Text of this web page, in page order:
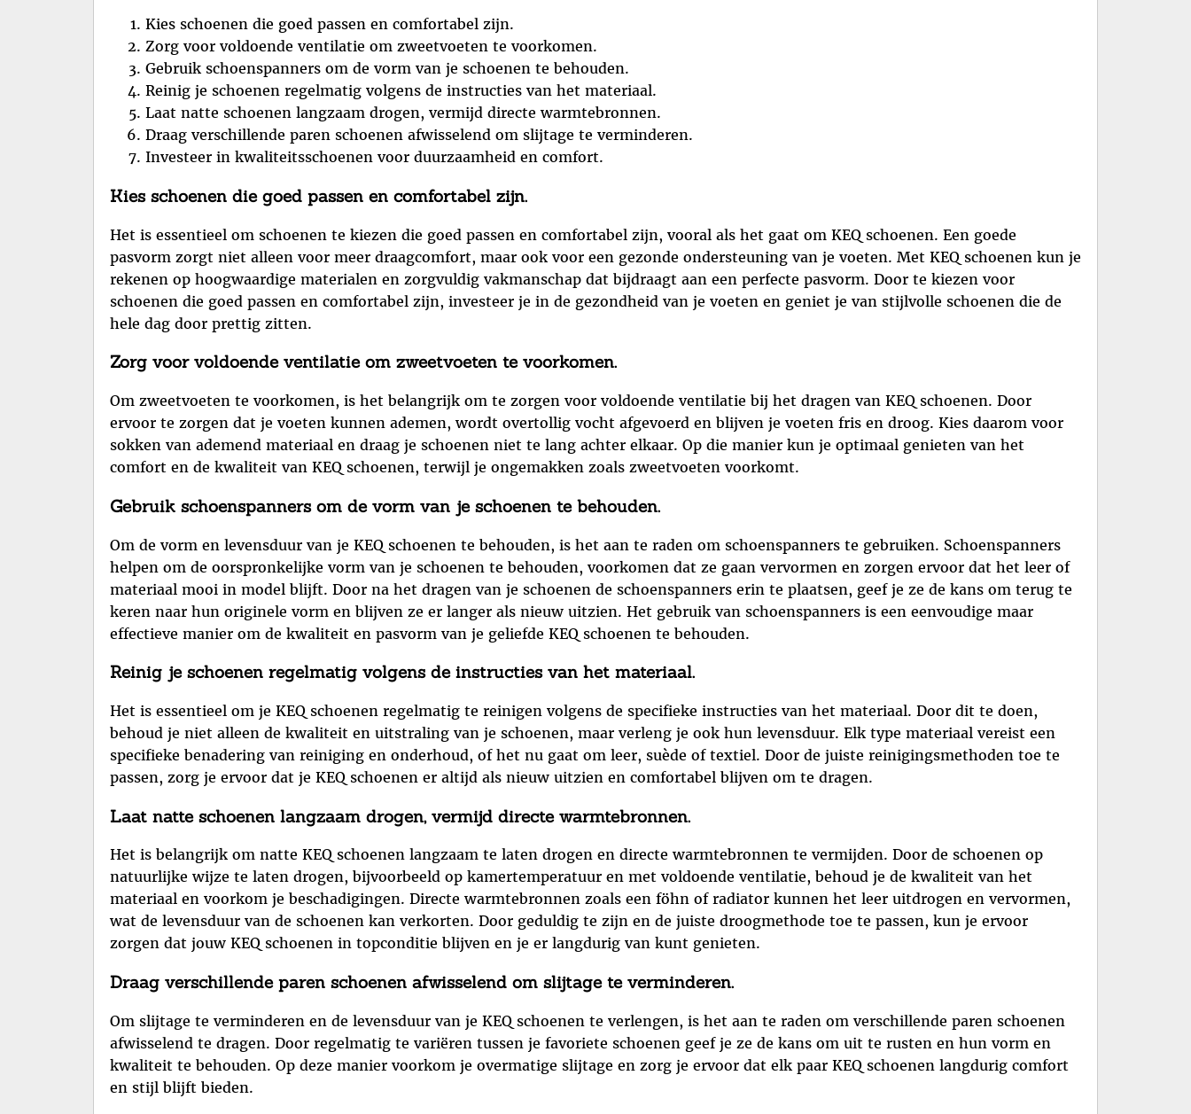
Kies schoenen die goed passen en comfortabel zijn.
Zorg voor voldoende ventilatie om zweetvoeten te voorkomen.
Gebruik schoenspanners om de vorm van je schoenen te behouden.
Reinig je schoenen regelmatig volgens de instructies van het materiaal.
Laat natte schoenen langzaam drogen, vermijd directe warmtebronnen.
Draag verschillende paren schoenen afwisselend om slijtage te verminderen.
Investeer in kwaliteitsschoenen voor duurzaamheid en comfort.
Kies schoenen die goed passen en comfortabel zijn.
Het is essentieel om schoenen te kiezen die goed passen en comfortabel zijn, vooral als het gaat om KEQ schoenen. Een goede
pasvorm zorgt niet alleen voor meer draagcomfort, maar ook voor een gezonde ondersteuning van je voeten. Met KEQ schoenen kun je
rekenen op hoogwaardige materialen en zorgvuldig vakmanschap dat bijdraagt aan een perfecte pasvorm. Door te kiezen voor
schoenen die goed passen en comfortabel zijn, investeer je in de gezondheid van je voeten en geniet je van stijlvolle schoenen die de
hele dag door prettig zitten.
Zorg voor voldoende ventilatie om zweetvoeten te voorkomen.
Om zweetvoeten te voorkomen, is het belangrijk om te zorgen voor voldoende ventilatie bij het dragen van KEQ schoenen. Door
ervoor te zorgen dat je voeten kunnen ademen, wordt overtollig vocht afgevoerd en blijven je voeten fris en droog. Kies daarom voor
sokken van ademend materiaal en draag je schoenen niet te lang achter elkaar. Op die manier kun je optimaal genieten van het
comfort en de kwaliteit van KEQ schoenen, terwijl je ongemakken zoals zweetvoeten voorkomt.
Gebruik schoenspanners om de vorm van je schoenen te behouden.
Om de vorm en levensduur van je KEQ schoenen te behouden, is het aan te raden om schoenspanners te gebruiken. Schoenspanners
helpen om de oorspronkelijke vorm van je schoenen te behouden, voorkomen dat ze gaan vervormen en zorgen ervoor dat het leer of
materiaal mooi in model blijft. Door na het dragen van je schoenen de schoenspanners erin te plaatsen, geef je ze de kans om terug te
keren naar hun originele vorm en blijven ze er langer als nieuw uitzien. Het gebruik van schoenspanners is een eenvoudige maar
effectieve manier om de kwaliteit en pasvorm van je geliefde KEQ schoenen te behouden.
Reinig je schoenen regelmatig volgens de instructies van het materiaal.
Het is essentieel om je KEQ schoenen regelmatig te reinigen volgens de specifieke instructies van het materiaal. Door dit te doen,
behoud je niet alleen de kwaliteit en uitstraling van je schoenen, maar verleng je ook hun levensduur. Elk type materiaal vereist een
specifieke benadering van reiniging en onderhoud, of het nu gaat om leer, suède of textiel. Door de juiste reinigingsmethoden toe te
passen, zorg je ervoor dat je KEQ schoenen er altijd als nieuw uitzien en comfortabel blijven om te dragen.
Laat natte schoenen langzaam drogen, vermijd directe warmtebronnen.
Het is belangrijk om natte KEQ schoenen langzaam te laten drogen en directe warmtebronnen te vermijden. Door de schoenen op
natuurlijke wijze te laten drogen, bijvoorbeeld op kamertemperatuur en met voldoende ventilatie, behoud je de kwaliteit van het
materiaal en voorkom je beschadigingen. Directe warmtebronnen zoals een föhn of radiator kunnen het leer uitdrogen en vervormen,
wat de levensduur van de schoenen kan verkorten. Door geduldig te zijn en de juiste droogmethode toe te passen, kun je ervoor
zorgen dat jouw KEQ schoenen in topconditie blijven en je er langdurig van kunt genieten.
Draag verschillende paren schoenen afwisselend om slijtage te verminderen.
Om slijtage te verminderen en de levensduur van je KEQ schoenen te verlengen, is het aan te raden om verschillende paren schoenen
afwisselend te dragen. Door regelmatig te variëren tussen je favoriete schoenen geef je ze de kans om uit te rusten en hun vorm en
kwaliteit te behouden. Op deze manier voorkom je overmatige slijtage en zorg je ervoor dat elk paar KEQ schoenen langdurig comfort
en stijl blijft bieden.